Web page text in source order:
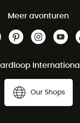
Meer avonturen
International
Our Shops